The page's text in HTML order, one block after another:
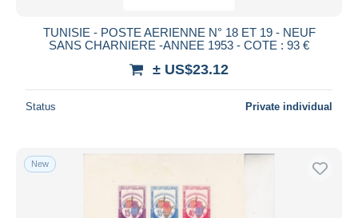
Maestro
Seller's residence
TUNISIE - POSTE AERIENNE N° 18 ET 19 - NEUF
SANS CHARNIERE -ANNEE 1953 - COTE : 93 €
± US$23.12
Status Private individual
New